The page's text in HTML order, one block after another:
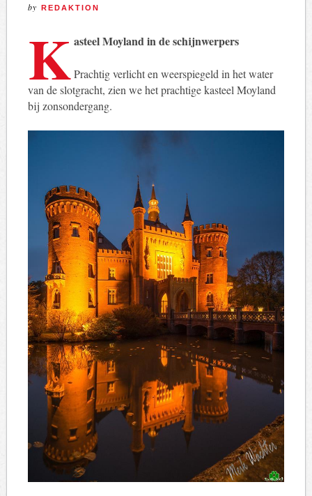
by REDAKTION
Kasteel Moyland in de schijnwerpers
Prachtig verlicht en weerspiegeld in het water
van de slotgracht, zien we het prachtige kasteel Moyland
bij zonsondergang.